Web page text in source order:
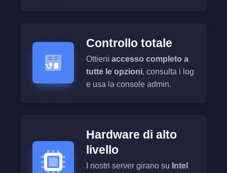
Controllo totale
Ottieni accesso completo a
tutte le opzioni, consulta i log
e usa la console admin.
Hardware di alto
livello
I nostri server girano su Intel